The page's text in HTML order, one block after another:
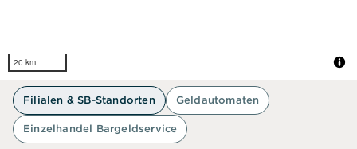
20 km
Filialen & SB-Standorten Geldautomaten
Einzelhandel Bargeldservice